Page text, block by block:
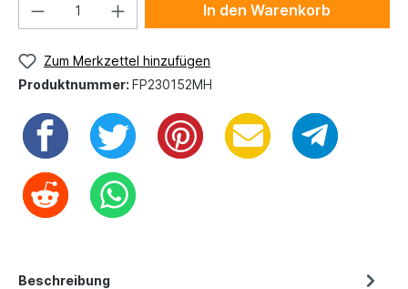
In den Warenkorb
Zum Merkzettel hinzufügen
Produktnummer: FP230152MH
Beschreibung